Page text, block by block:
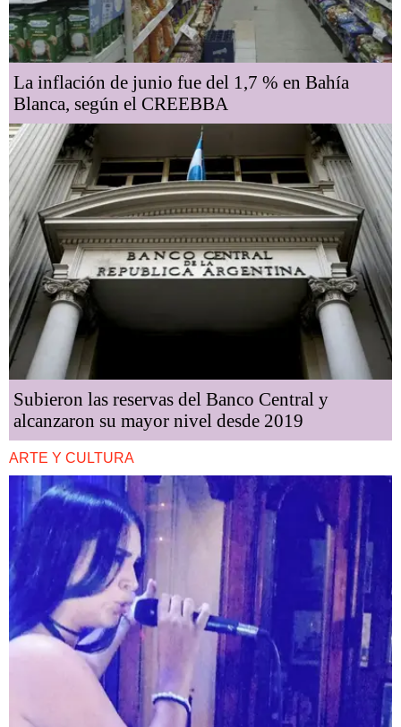
La inflación de junio fue del 1,7 % en Bahía
Blanca, según el CREEBBA
Subieron las reservas del Banco Central y
alcanzaron su mayor nivel desde 2019
ARTE Y CULTURA